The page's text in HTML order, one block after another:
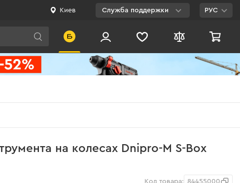
Киев Служба поддержки
0 800 200 500
Бесплатно по
РУС
на колесах Dnipro-M S-Box
Код товара: 84455000